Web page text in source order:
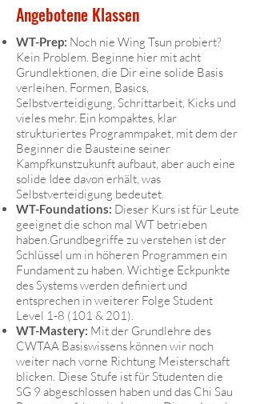
Angebotene Klassen
WT-Prep: Noch nie Wing Tsun probiert?
Kein Problem. Beginne hier mit acht
Grundlektionen, die Dir eine solide Basis
verleihen. Formen, Basics,
Selbstverteidigung, Schrittarbeit, Kicks und
vieles mehr. Ein kompaktes, klar
strukturiertes Programmpaket, mit dem der
Beginner die Bausteine seiner
Kampfkunstzukunft aufbaut, aber auch eine
solide Idee davon erhält, was
Selbstverteidigung bedeutet.
WT-Foundations: Dieser Kurs ist für Leute
geeignet die schon mal WT betrieben
haben.Grundbegriffe zu verstehen ist der
Schlüssel um in höheren Programmen ein
Fundament zu haben. Wichtige Eckpunkte
des Systems werden definiert und
entsprechen in weiterer Folge Student
Level 1-8 (101 & 201).
WT-Mastery: Mit der Grundlehre des
CWTAA Basiswissens können wir noch
weiter nach vorne Richtung Meisterschaft
blicken. Diese Stufe ist für Studenten die
SG 9 abgeschlossen haben und das Chi Sau